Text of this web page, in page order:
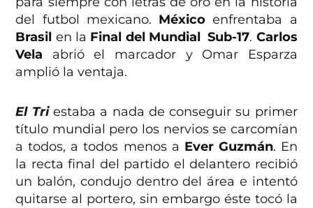
del futbol mexicano. México enfrentaba a
Brasil en la Final del Mundial Sub-17. Carlos
Vela abrió el marcador y Omar Esparza
amplió la ventaja.
El Triestaba a nada de conseguir su primer
título mundial pero los nervios se carcomían
a todos, a todos menos a Ever Guzmán. En
la recta final del partido el delantero recibió
un balón, condujo dentro del área e intentó
quitarse al portero, sin embargo éste tocó la